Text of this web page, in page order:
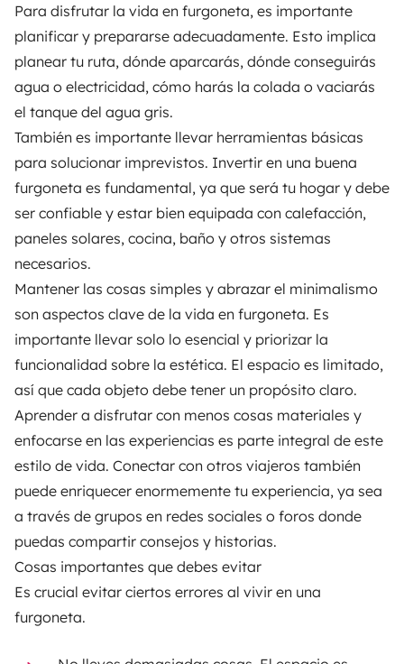
Para disfrutar la vida en furgoneta, es importante
planificar y prepararse adecuadamente. Esto implica
planear tu ruta, dónde aparcarás, dónde conseguirás
agua o electricidad, cómo harás la colada o vaciarás
el tanque del agua gris.
También es importante llevar herramientas básicas
para solucionar imprevistos. Invertir en una buena
furgoneta es fundamental, ya que será tu hogar y debe
ser confiable y estar bien equipada con calefacción,
paneles solares, cocina, baño y otros sistemas
necesarios.
Mantener las cosas simples y abrazar el minimalismo
son aspectos clave de la vida en furgoneta. Es
importante llevar solo lo esencial y priorizar la
funcionalidad sobre la estética. El espacio es limitado,
así que cada objeto debe tener un propósito claro.
Aprender a disfrutar con menos cosas materiales y
enfocarse en las experiencias es parte integral de este
estilo de vida. Conectar con otros viajeros también
puede enriquecer enormemente tu experiencia, ya sea
a través de grupos en redes sociales o foros donde
puedas compartir consejos y historias.
Cosas importantes que debes evitar
Es crucial evitar ciertos errores al vivir en una
furgoneta.